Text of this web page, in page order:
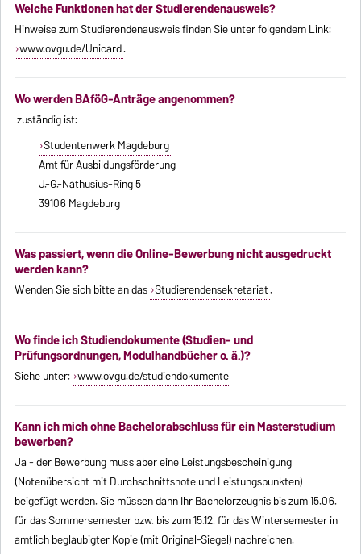
Welche Funktionen hat der Studierendenausweis?
Hinweise zum Studierendenausweis finden Sie unter folgendem Link:
www.ovgu.de/Unicard.
Wo werden BAföG-Anträge angenommen?
zuständig ist:
Studentenwerk Magdeburg
Amt für Ausbildungsförderung
J.-G.-Nathusius-Ring 5
39106 Magdeburg
Was passiert, wenn die Online-Bewerbung nicht ausgedruckt
werden kann?
Wenden Sie sich bitte an das Studierendensekretariat.
Wo finde ich Studiendokumente (Studien- und
Prüfungsordnungen, Modulhandbücher o. ä.)?
Siehe unter: www.ovgu.de/studiendokumente
Kann ich mich ohne Bachelorabschluss für ein Masterstudium
bewerben?
Ja - der Bewerbung muss aber eine Leistungsbescheinigung
(Notenübersicht mit Durchschnittsnote und Leistungspunkten)
beigefügt werden. Sie müssen dann Ihr Bachelorzeugnis bis zum 15.06.
für das Sommersemester bzw. bis zum 15.12. für das Wintersemester in
amtlich beglaubigter Kopie (mit Original-Siegel) nachreichen.